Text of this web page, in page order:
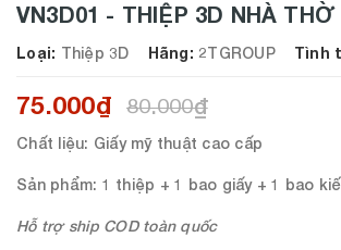
VN3D01 - THIỆP 3D NHÀ
Loại: Thiệp 3D Hãng: 2TGROUPTình
75.000₫ 80.000₫
Chất liệu: Giấy mỹ thuật cao cấp
Sản phẩm: 1 thiệp + 1 bao giấy + 1 bao
Hỗ trợ ship COD toàn quốc